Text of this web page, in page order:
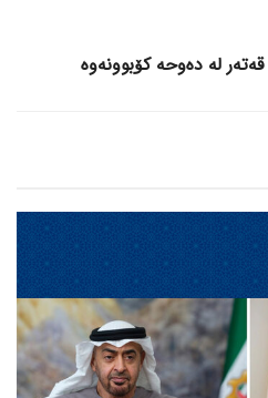
لە دەوحە کۆبوونەوە